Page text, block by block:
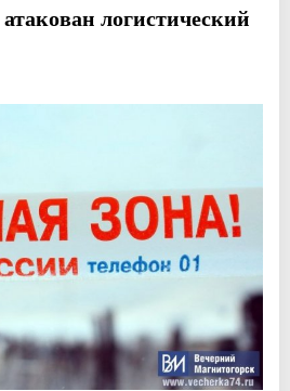
логистический